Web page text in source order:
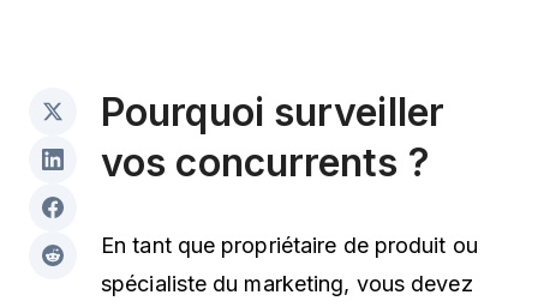
Pourquoi surveiller
vos concurrents ?
En tant que propriétaire de produit ou
spécialiste du marketing, vous devez